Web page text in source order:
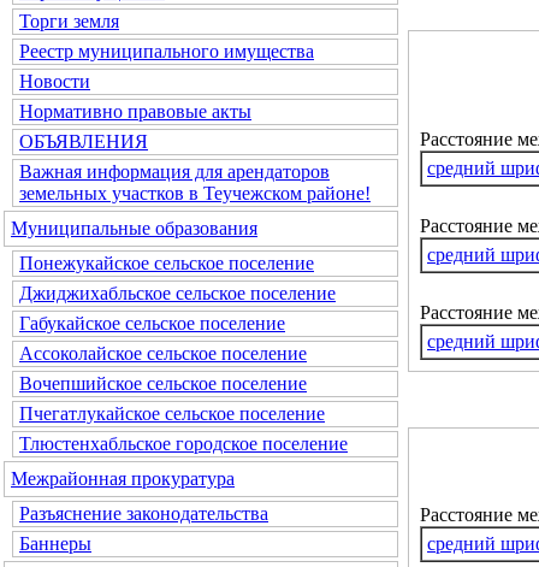
Торги земля
Реестр муниципального имущества
Новости
Нормативно правовые акты
ОБЪЯВЛЕНИЯ
Важная информация для арендаторов
земельных участков в Теучежском районе!
Муниципальные образования
Понежукайское сельское поселение
Джиджихабльское сельское поселение
Габукайское сельское поселение
Ассоколайское сельское поселение
Вочепшийское сельское поселение
Пчегатлукайское сельское поселение
Тлюстенхабльское городское поселение
Межрайонная прокуратура
Разъяснение законодательства
Баннеры
Расстояние
средний
Расстояние
средний
Расстояние
средний
Расстояние
средний